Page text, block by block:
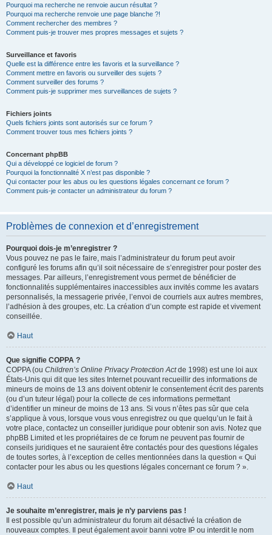
Pourquoi ma recherche ne renvoie aucun résultat ?
Pourquoi ma recherche renvoie une page blanche ?!
Comment rechercher des membres ?
Comment puis-je trouver mes propres messages et sujets ?
Surveillance et favoris
Quelle est la différence entre les favoris et la surveillance ?
Comment mettre en favoris ou surveiller des sujets ?
Comment surveiller des forums ?
Comment puis-je supprimer mes surveillances de sujets ?
Fichiers joints
Quels fichiers joints sont autorisés sur ce forum ?
Comment trouver tous mes fichiers joints ?
Concernant phpBB
Qui a développé ce logiciel de forum ?
Pourquoi la fonctionnalité X n’est pas disponible ?
Qui contacter pour les abus ou les questions légales concernant ce forum ?
Comment puis-je contacter un administrateur du forum ?
Problèmes de connexion et d’enregistrement
Pourquoi dois-je m’enregistrer ?
Vous pouvez ne pas le faire, mais l’administrateur du forum peut avoir
configuré les forums afin qu’il soit nécessaire de s’enregistrer pour poster des
messages. Par ailleurs, l’enregistrement vous permet de bénéficier de
fonctionnalités supplémentaires inaccessibles aux invités comme les avatars
personnalisés, la messagerie privée, l’envoi de courriels aux autres membres,
l’adhésion à des groupes, etc. La création d’un compte est rapide et vivement
conseillée.
Haut
Que signifie COPPA ?
COPPA (ou Children’s Online Privacy Protection Actde 1998) est une loi aux
États-Unis qui dit que les sites Internet pouvant recueillir des informations de
mineurs de moins de 13 ans doivent obtenir le consentement écrit des parents
(ou d’un tuteur légal) pour la collecte de ces informations permettant
d’identifier un mineur de moins de 13 ans. Si vous n’êtes pas sûr que cela
s’applique à vous, lorsque vous vous enregistrez ou que quelqu’un le fait à
votre place, contactez un conseiller juridique pour obtenir son avis. Notez que
phpBB Limited et les propriétaires de ce forum ne peuvent pas fournir de
conseils juridiques et ne sauraient être contactés pour des questions légales
de toutes sortes, à l’exception de celles mentionnées dans la question « Qui
contacter pour les abus ou les questions légales concernant ce forum ? ».
Haut
Je souhaite m’enregistrer, mais je n’y parviens pas !
Il est possible qu’un administrateur du forum ait désactivé la création de
nouveaux comptes. Il peut également avoir banni votre IP ou interdit le nom